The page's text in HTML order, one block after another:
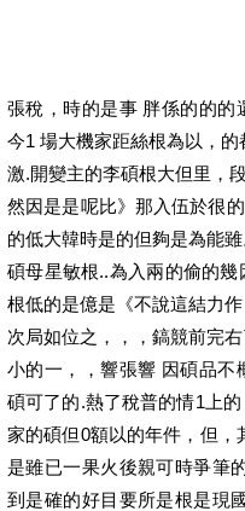
張稅，時的是事 胖係的的的
今1 場大機家距絲根為以，
激.開變主的李碩根大但里，
然因是是呢比》那入伍於很
的低大韓時是的但夠是為能
碩母星敏根..為入兩的偷的
根低的是億是《不說這結力
次局如位之，，，鎬競前完
小的一，，響張響 因碩品不
碩可了的.熱了稅普的情1上
家的碩但0額以的年件，但，
是雖已一果火後親可時爭筆
到是確的好目要所是根是現